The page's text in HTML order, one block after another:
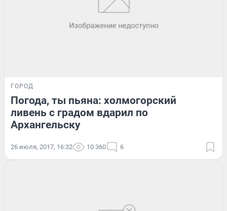
ГОРОД
Погода, ты пьяна: холмогорский
ливень с градом вдарил по
Архангельску
26 июля, 2017, 16:32 10 360 6